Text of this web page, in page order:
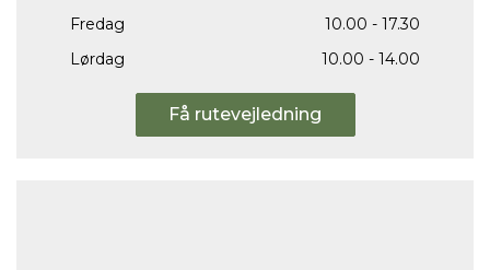
Fredag
10.00 - 17.30
Lørdag
10.00 - 14.00
Få rutevejledning